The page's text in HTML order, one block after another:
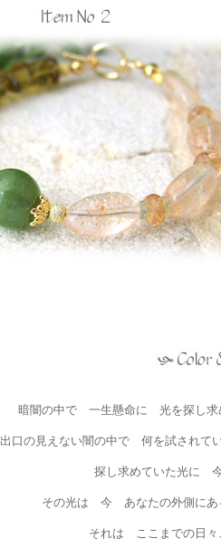
暗闇の中で 一生懸命に 光を探し求
出口の見えない闇の中で 何を試されて
探し求めていた光に
その光は 今 あなたの外側に
それは ここまでの日